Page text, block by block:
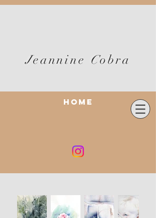
Jeannine Cobra
Home